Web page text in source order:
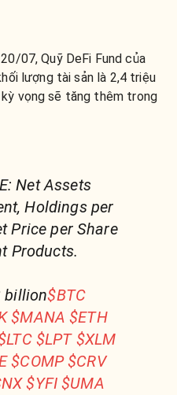
07, Quỹ DeFi Fund của
lượng tài sản là 2,4 triệu
vọng sẽ tăng thêm trong
Net Assets
Holdings per
Price per Share
Products.
billion$BTC
$MANA $ETH
$LPT $XLM
$COMP $CRV
$YFI $UMA